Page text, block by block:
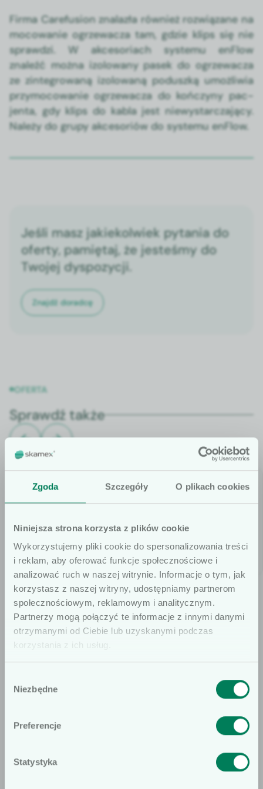
Zgoda Szczegóły O plikach cookies
Niniejsza strona korzysta z plików cookie
Wykorzystujemy pliki cookie do spersonalizowania treści
i reklam, aby oferować funkcje społecznościowe i
analizować ruch w naszej witrynie. Informacje o tym, jak
korzystasz z naszej witryny, udostępniamy partnerom
społecznościowym, reklamowym i analitycznym.
Partnerzy mogą połączyć te informacje z innymi danymi
otrzymanymi od Ciebie lub uzyskanymi podczas
korzystania z ich usług.
zgody
Niezbędne
Preferencje
Statystyka
Fir­ma Care­fu­sion znalazła również rozwiązane na
mocow­anie ogrzewacza tam, gdzie klips się nie
sprawdzi. W akce­so­ri­ach sys­te­mu enFlow
znaleźć moż­na izolowany pasek do ogrzewacza
ze zin­te­growaną izolowaną poduszką umożli­wia
przy­mo­cow­anie ogrzewacza do kończyny pac­
jen­ta, gdy klips do kabla jest niewystar­cza­ją­cy.
Należy do grupy akce­soriów do sys­te­mu enFlow.
Jeśli masz jakiekolwiek pytania do
oferty, pamiętaj, że jesteśmy do
Twojej dyspozycji.
Znajdź doradcę
OFERTA
Sprawdź także
Ogrzewacz enFlow
Ogrzewacz enFlow to
urządzenie wchodzące w
skład systemu
Ogrzewacz enFlow wraz
wkładem służy do
podawanych we wlewie
Wkład jednorazowy
enFlow
Wkład jednorazowy
enFlow to sterylny,
systemie ogrzewania
wlewów dożylnych
enFlow. Można go
do dowolnego zestawu
KONTAKT
Znajdź doradcę
Szanowni użytkownicy
Informujemy, że prezentowane artykuły
profesjonalnie związanych z dziedziną
szczególności, kierujemy ofertę do
osób wykonujących zawód medyczny,
medycznymi oraz ich pracowników i